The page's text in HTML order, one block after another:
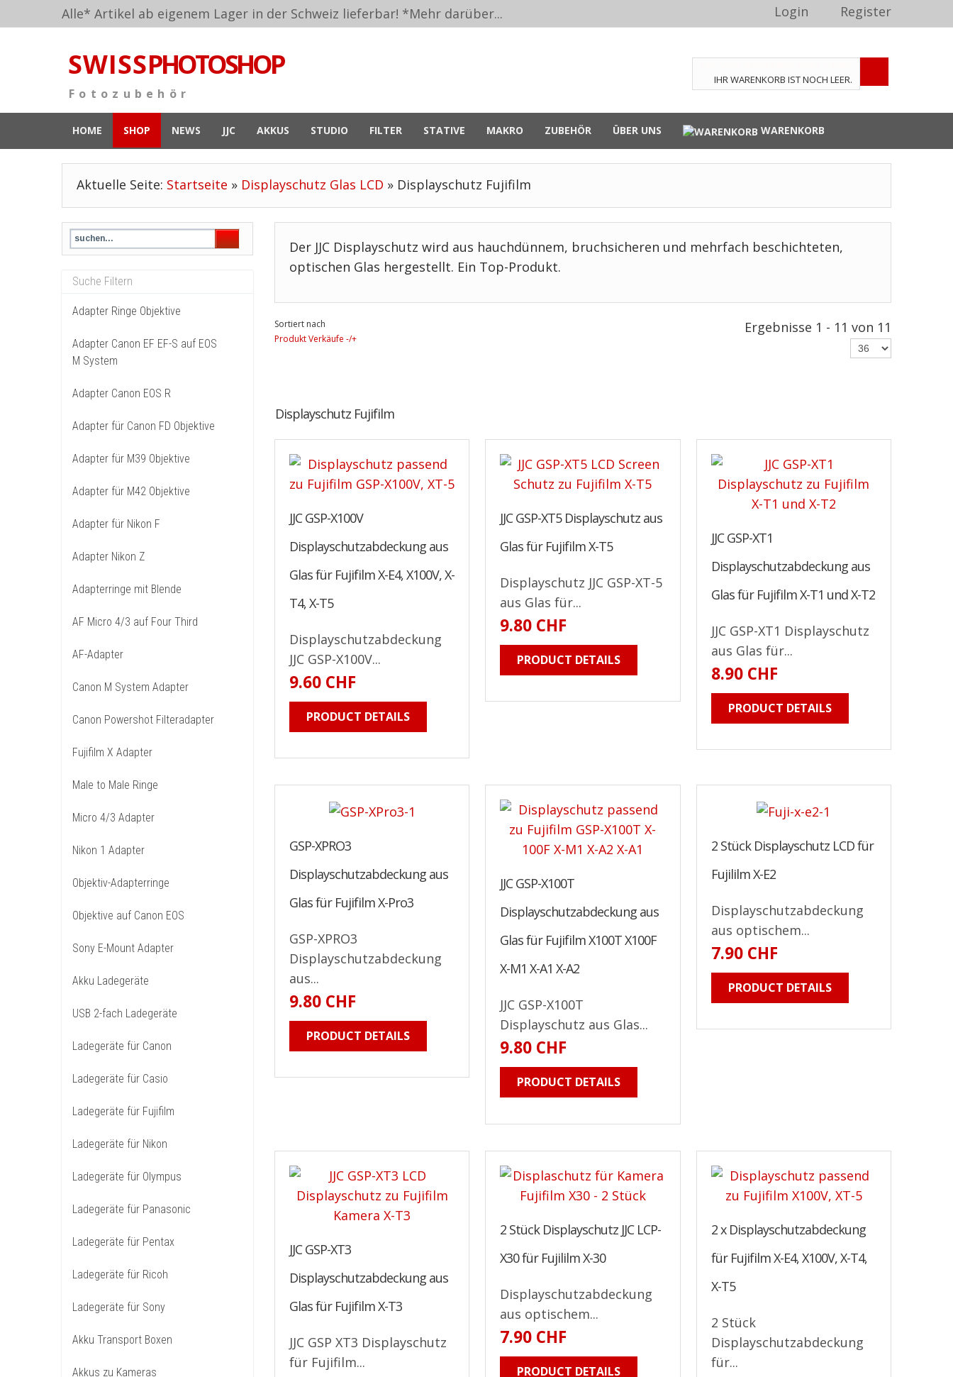
Alle* Artikel ab eigenem Lager in der Schweiz lieferbar! *Mehr darüber... Login Register
S W I S SPHOTOSHOP
F o t o z u b e h ö r
IHR WARENKORB IST NOCH LEER.
HOME SHOP NEWS JJC AKKUS STUDIO FILTER STATIVE MAKRO ZUBEHÖR ÜBER UNS WARENKORB
Aktuelle Seite: Startseite » Displayschutz Glas LCD » Displayschutz Fujifilm
Adapter Ringe Objektive
Adapter Canon EF EF-S auf EOS
M System
Adapter Canon EOS R
Adapter für Canon FD Objektive
Adapter für M39 Objektive
Adapter für M42 Objektive
Adapter für Nikon F
Adapter Nikon Z
Adapterringe mit Blende
AF Micro 4/3 auf Four Third
AF-Adapter
Canon M System Adapter
Canon Powershot Filteradapter
Fujifilm X Adapter
Male to Male Ringe
Micro 4/3 Adapter
Nikon 1 Adapter
Objektiv-Adapterringe
Objektive auf Canon EOS
Sony E-Mount Adapter
Akku Ladegeräte
USB 2-fach Ladegeräte
Ladegeräte für Canon
Ladegeräte für Casio
Ladegeräte für Fujifilm
Ladegeräte für Nikon
Ladegeräte für Olympus
Ladegeräte für Panasonic
Ladegeräte für Pentax
Ladegeräte für Ricoh
Ladegeräte für Sony
Akku Transport Boxen
Akkus zu Kameras
Der JJC Displayschutz wird aus hauchdünnem, bruchsicheren und mehrfach beschichteten,
optischen Glas hergestellt. Ein Top-Produkt.
Sortiert nach
Produkt Verkäufe -/+
Ergebnisse 1 - 11 von 11
Displayschutz Fujifilm
JJC GSP-X100V
Displayschutzabdeckung aus
Glas für Fujifilm X-E4, X100V, X-
T4, X-T5
Displayschutzabdeckung
JJC GSP-X100V...
9.60 CHF
PRODUCT DETAILS
JJC GSP-XT5 Displayschutz aus
Glas für Fujifilm X-T5
Displayschutz JJC GSP-XT-5
aus Glas für...
9.80 CHF
PRODUCT DETAILS
JJC GSP-XT1
Displayschutzabdeckung aus
Glas für Fujifilm X-T1 und X-T2
JJC GSP-XT1 Displayschutz
aus Glas für...
8.90 CHF
PRODUCT DETAILS
GSP-XPRO3
Displayschutzabdeckung aus
Glas für Fujifilm X-Pro3
GSP-XPRO3
Displayschutzabdeckung
aus...
9.80 CHF
PRODUCT DETAILS
JJC GSP-X100T
Displayschutzabdeckung aus
Glas für Fujifilm X100T X100F
X-M1 X-A1 X-A2
JJC GSP-X100T
Displayschutz aus Glas...
9.80 CHF
PRODUCT DETAILS
2 Stück Displayschutz LCD für
Fujililm X-E2
Displayschutzabdeckung
aus optischem...
7.90 CHF
PRODUCT DETAILS
JJC GSP-XT3
Displayschutzabdeckung aus
Glas für Fujifilm X-T3
JJC GSP XT3 Displayschutz
für Fujifilm...
2 Stück Displayschutz JJC LCP-
X30 für Fujililm X-30
Displayschutzabdeckung
aus optischem...
7.90 CHF
PRODUCT DETAILS
2 x Displayschutzabdeckung
für Fujifilm X-E4, X100V, X-T4,
X-T5
2 Stück
Displayschutzabdeckung
für...